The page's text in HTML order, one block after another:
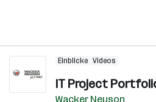
Einblicke Videos
IT Project
Wacker Neuson